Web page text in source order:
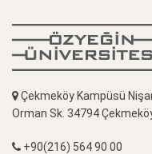
Çekmeköy Kampüsü
Orman Sk. 34794
+90(216) 564 90 00